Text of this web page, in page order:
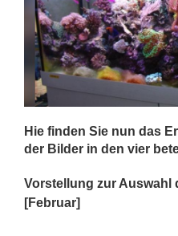
Hie finden Sie nun das
der Bilder in den vier
Vorstellung zur Auswahl
[Februar]